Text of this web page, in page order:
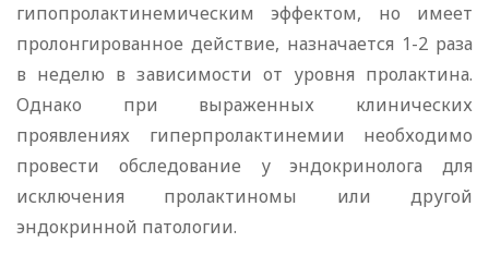
гипопролактинемическим эффектом, но имеет
пролонгированное действие, назначается 1-2 раза
в неделю в зависимости от уровня пролактина.
Однако при выраженных клинических
проявлениях гиперпролактинемии необходимо
провести обследование у эндокринолога для
исключения пролактиномы или другой
эндокринной патологии.